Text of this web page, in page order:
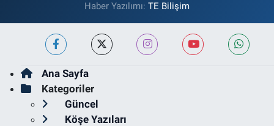
Haber Yazılımı: TE Bilişim
Ana Sayfa
Kategoriler
Güncel
Köşe Yazıları